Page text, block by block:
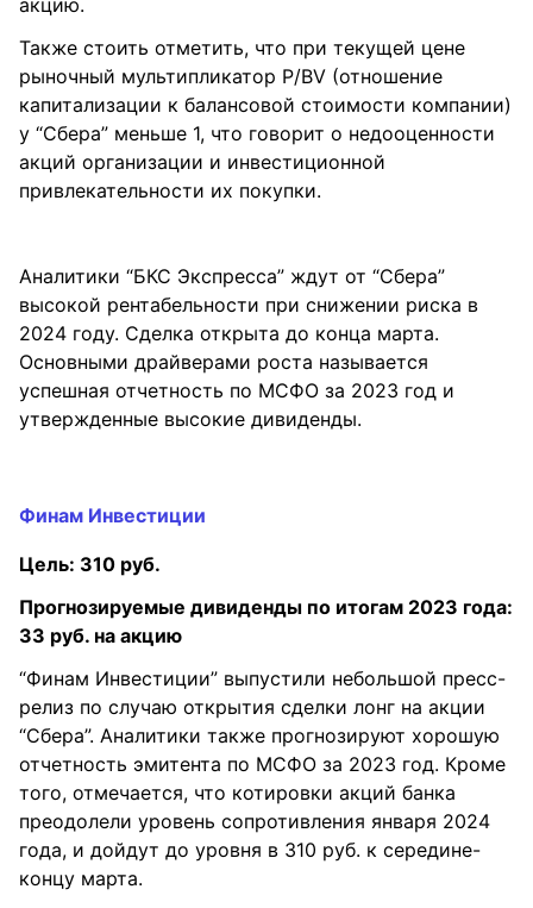
акцию.
Также стоить отметить, что при текущей цене
рыночный мультипликатор P/BV (отношение
капитализации к балансовой стоимости компании)
у “Сбера” меньше 1, что говорит о недооценности
акций организации и инвестиционной
привлекательности их покупки.
Аналитики “БКС Экспресса” ждут от “Сбера”
высокой рентабельности при снижении риска в
2024 году. Сделка открыта до конца марта.
Основными драйверами роста называется
успешная отчетность по МСФО за 2023 год и
утвержденные высокие дивиденды.
Финам Инвестиции
Цель: 310 руб.
Прогнозируемые дивиденды по итогам 2023 года:
33 руб. на акцию
“Финам Инвестиции” выпустили небольшой пресс-
релиз по случаю открытия сделки лонг на акции
“Сбера”. Аналитики также прогнозируют хорошую
отчетность эмитента по МСФО за 2023 год. Кроме
того, отмечается, что котировки акций банка
преодолели уровень сопротивления января 2024
года, и дойдут до уровня в 310 руб. к середине-
концу марта.